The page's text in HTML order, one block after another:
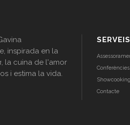
inspirada en la
, la cuina de l'amor
i estima la vida.
SERVEIS
Contacte